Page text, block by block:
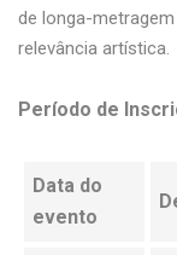
de longa-
relevância artística.
Período de
Data do
evento